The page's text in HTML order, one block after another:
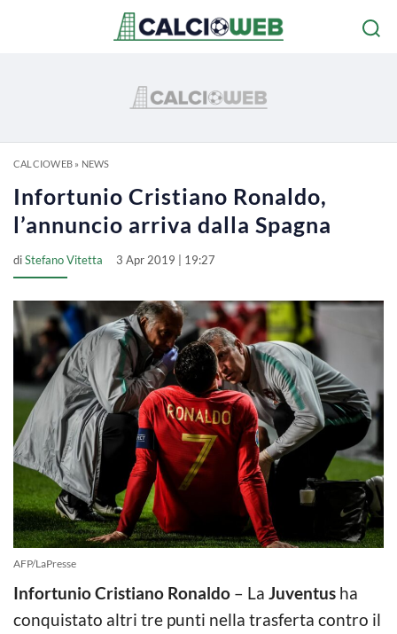
CALCIOWEB» NEWS
Infortunio Cristiano Ronaldo,
l’annuncio arriva dalla Spagna
diStefano Vitetta 3 Apr 2019 | 19:27
AFP/LaPresse
Infortunio Cristiano Ronaldo – La Juventus ha
conquistato altri tre punti nella trasferta contro il